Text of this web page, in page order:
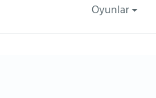
Oyunlar